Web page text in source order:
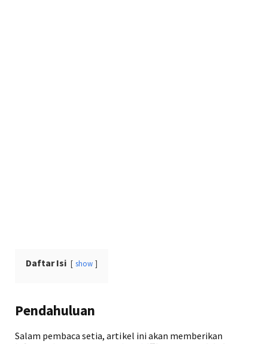
Daftar Isi show
Pendahuluan
Salam pembaca setia, artikel ini akan memberikan